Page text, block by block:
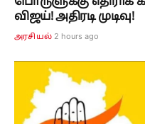
விஜய்! அதிரடி முடிவு!
அரசியல் 2 hours ago